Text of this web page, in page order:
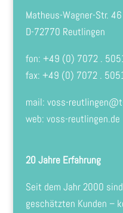
Matheus-Wagner-Str. 46
D-72770 Reutlingen
fon: +49 (0) 7072 .
fax: +49 (0) 7072 .
mail: voss-
web: voss-reutlingen.de
20 Jahre Erfahrung
Seit dem Jahr 2000
geschätzten Kunden –